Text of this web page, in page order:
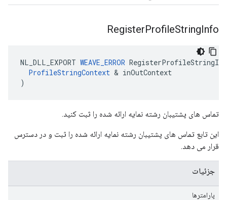
RegisterProfileStringInfo
NL_DLL_EXPORT WEAVE_ERROR
ProfileStringContext & inOutContext
)
تماس های پشتیبان رشته نمایه ارائه شده را ثبت کنید.
این تابع تماس های پشتیبان رشته نمایه ارائه شده را ثبت و در دسترس
قرار می دهد.
جزئیات
پارامترها